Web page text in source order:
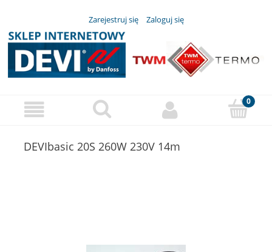
Zarejestruj się Zaloguj się
DEVIbasic 20S 260W 230V 14m